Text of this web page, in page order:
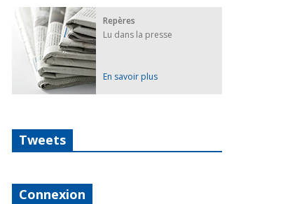
Repères
Lu dans la presse
En savoir plus
Tweets
Connexion